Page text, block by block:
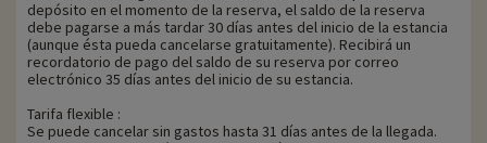
depósito en el momento de la reserva, el saldo de la reserva
debe pagarse a más tardar 30 días antes del inicio de la estancia
(aunque ésta pueda cancelarse gratuitamente). Recibirá un
recordatorio de pago del saldo de su reserva por correo
electrónico 35 días antes del inicio de su estancia.
Tarifa flexible :
Se puede cancelar sin gastos hasta 31 días antes de la llegada.